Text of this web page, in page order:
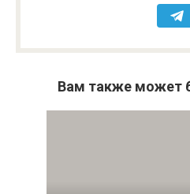
Вам также может